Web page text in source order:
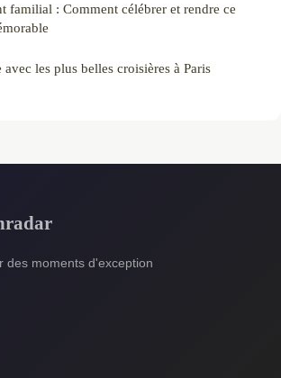
familial : Comment célébrer et rendre ce
les plus belles croisières à Paris
des moments d'exception